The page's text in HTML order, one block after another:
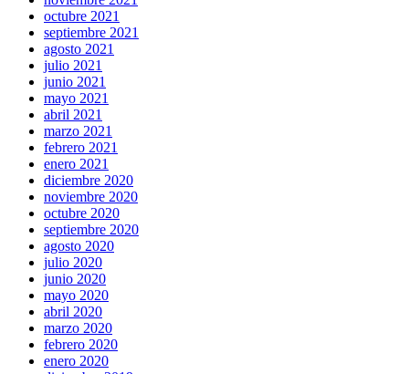
octubre 2021
septiembre 2021
agosto 2021
julio 2021
junio 2021
mayo 2021
abril 2021
marzo 2021
febrero 2021
enero 2021
diciembre 2020
noviembre 2020
octubre 2020
septiembre 2020
agosto 2020
julio 2020
junio 2020
mayo 2020
abril 2020
marzo 2020
febrero 2020
enero 2020